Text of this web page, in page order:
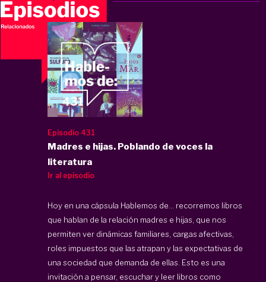
Episodio 431
Madres e hijas. Poblando de voces la
literatura
Ir al episodio
Hoy en una cápsula Hablemos de... recorremos libros
que hablan de la relación madres e hijas, que nos
permiten ver dinámicas familiares, cargas afectivas,
roles impuestos que las atrapan y las expectativas de
una sociedad que demanda de ellas. Esto es una
invitación a pensar, escuchar y leer libros como